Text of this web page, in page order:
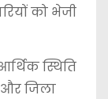
को भेजी
स्थिति
और जिला